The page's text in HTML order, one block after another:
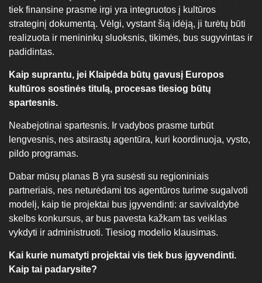
tiek finansine prasme irgi yra integruotos į kultūros
strateginį dokumentą. Vėlgi, vystant šią idėją, ji turėtų būti
realizuota ir menininkų sluoksnis, tikimės, bus sugyvintas ir
padidintas.
Kaip suprantu, jei Klaipėda būtų gavusį Europos
kultūros sostinės titulą, procesas tiesiog būtų
spartesnis.
Neabejotinai spartesnis. Ir vadybos prasme turbūt
lengvesnis, nes atsirastų agentūra, kuri koordinuoja, vysto,
pildo programas.
Dabar mūsų planas B yra susėsti su regioniniais
partneriais, nes neturėdami tos agentūros turime sugalvoti
modelį, kaip tie projektai bus įgyvendinti: ar savivaldybė
skelbs konkursus, ar bus pavesta kažkam tas veiklas
vykdyti ir administruoti. Tiesiog modelio klausimas.
Kai kurie numatyti projektai vis tiek bus įgyvendinti.
Kaip tai padarysite?